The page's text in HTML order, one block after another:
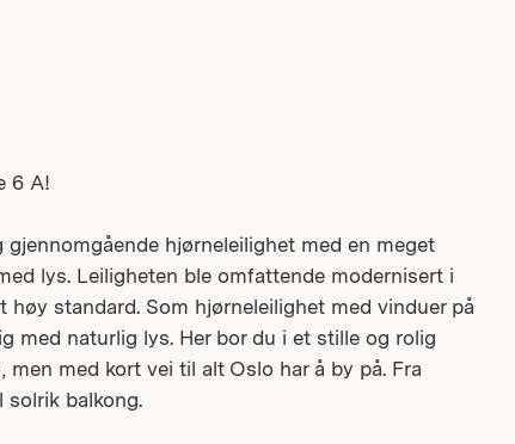
6 A!
hjørneleilighet med en meget
lys. Leiligheten ble omfattende modernisert i
høy standard. Som hjørneleilighet med vinduer på
med naturlig lys. Her bor du i et stille og rolig
men med kort vei til alt Oslo har å by på. Fra
solrik balkong.